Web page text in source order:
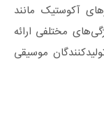
آکوستیک مانند
مختلفی ارائه
موسیقی